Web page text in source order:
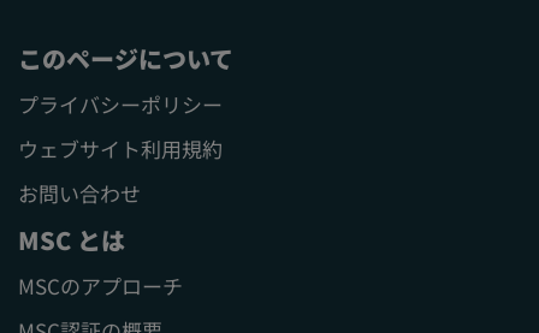
このページについて
プライバシーポリシー
ウェブサイト利用規約
お問い合わせ
MSC とは
MSCのアプローチ